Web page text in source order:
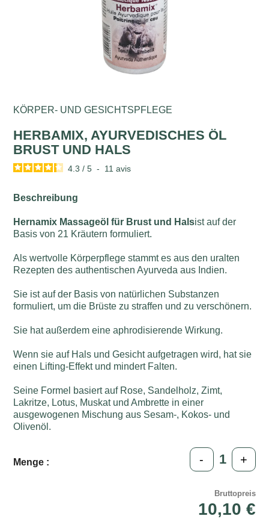
KÖRPER- UND GESICHTSPFLEGE
HERBAMIX, AYURVEDISCHES ÖL
BRUST UND HALS
4.3 / 5 - 11avis
Beschreibung
Hernamix Massageöl für Brust und Halsist auf der
Basis von 21 Kräutern formuliert.
Als wertvolle Körperpflege stammt es aus den uralten
Rezepten des authentischen Ayurveda aus Indien.
Sie ist auf der Basis von natürlichen Substanzen
formuliert, um die Brüste zu straffen und zu verschönern.
Sie hat außerdem eine aphrodisierende Wirkung.
Wenn sie auf Hals und Gesicht aufgetragen wird, hat sie
einen Lifting-Effekt und mindert Falten.
Seine Formel basiert auf Rose, Sandelholz, Zimt,
Lakritze, Lotus, Muskat und Ambrette in einer
ausgewogenen Mischung aus Sesam-, Kokos- und
Olivenöl.
Menge : - +
Bruttopreis
10,10 €